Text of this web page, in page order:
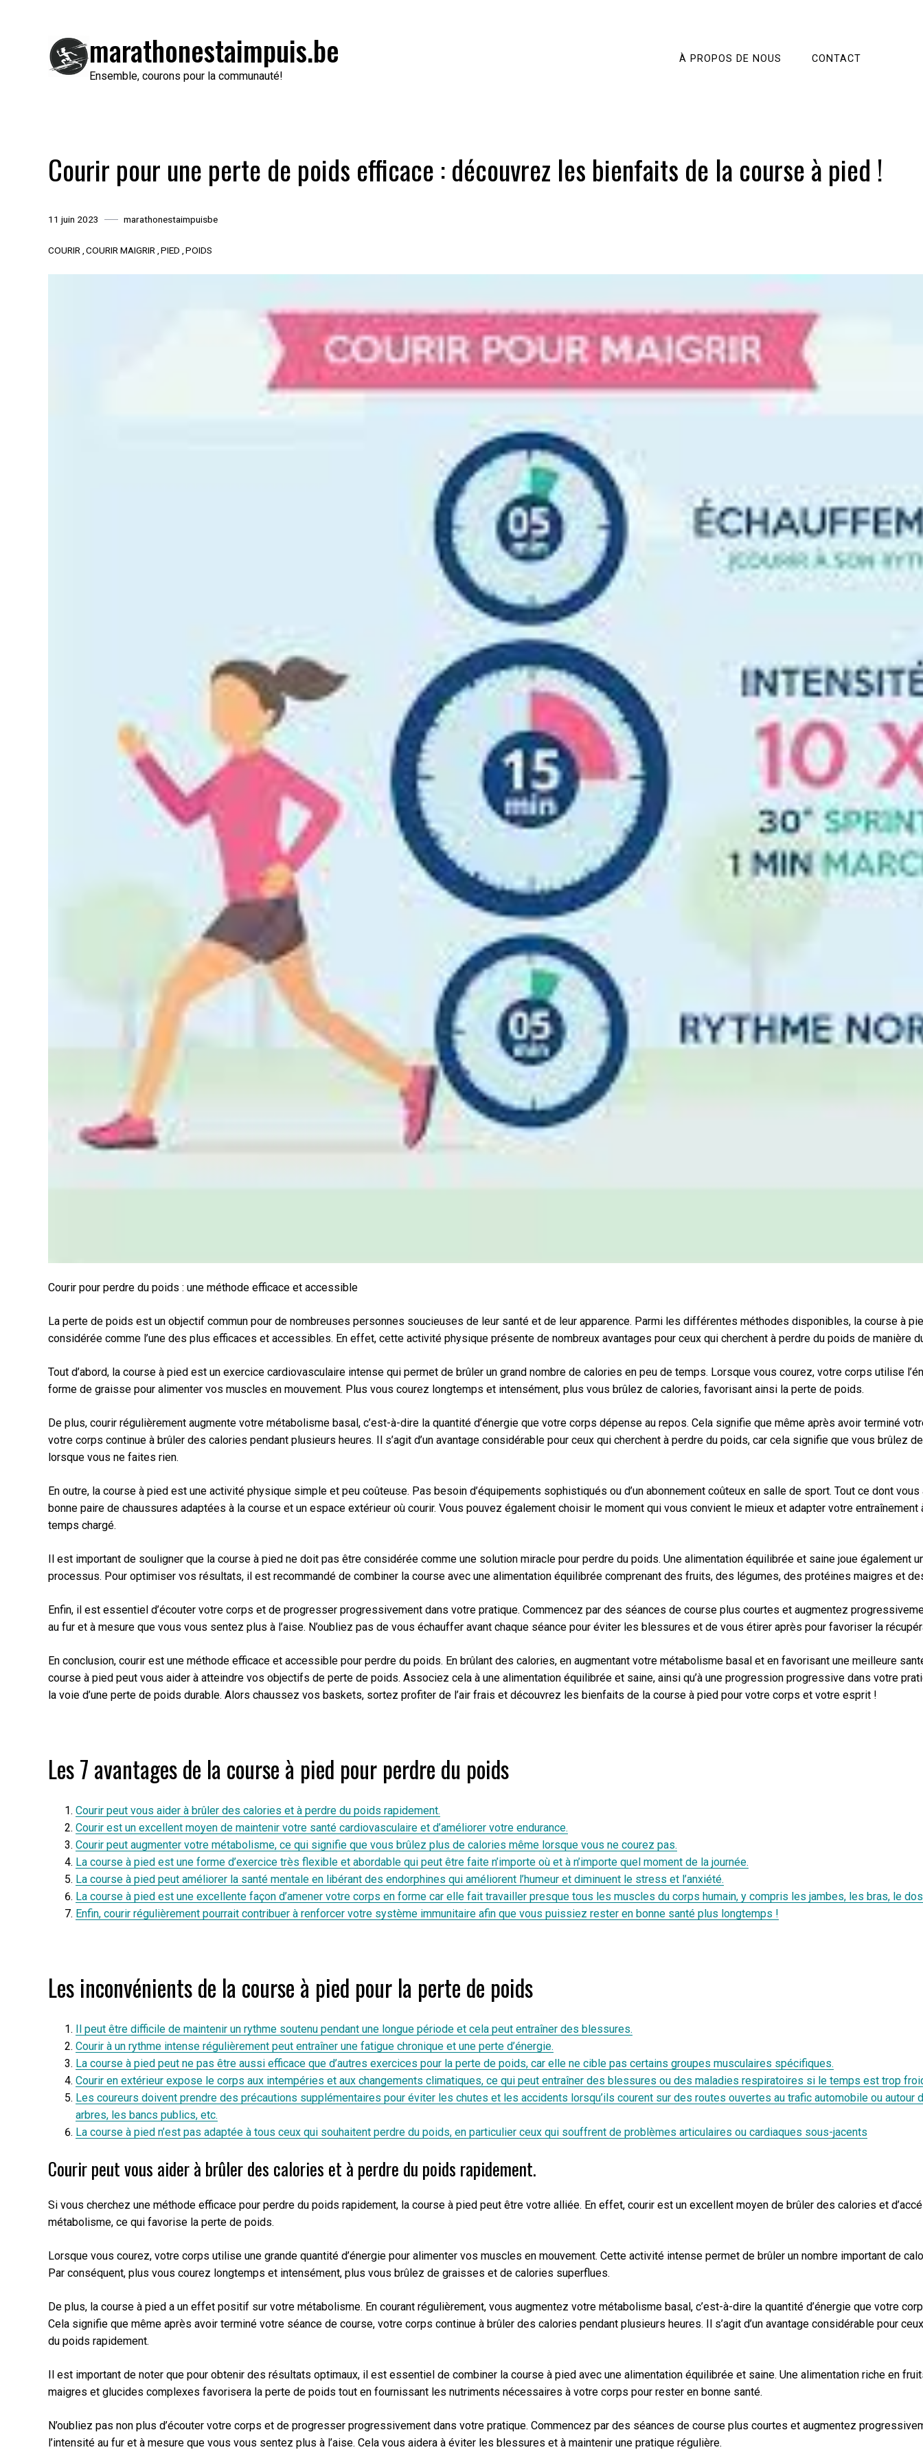
marathonestaimpuis.be
Ensemble, courons pour la communauté!
À PROPOS DE NOUS CONTACT
Courir pour une perte de poids efficace : découvrez les bienfaits de la course à pied !
11 juin 2023 marathonestaimpuisbe
COURIR COURIR MAIGRIR PIED POIDS
Courir pour perdre du poids : une méthode efficace et accessible
La perte de poids est un objectif commun pour de nombreuses personnes soucieuses de leur santé et de leur apparence. Parmi les différentes méthodes disponibles, la course à
considérée comme l’une des plus efficaces et accessibles. En effet, cette activité physique présente de nombreux avantages pour ceux qui cherchent à perdre du poids de manière
Tout d’abord, la course à pied est un exercice cardiovasculaire intense qui permet de brûler un grand nombre de calories en peu de temps. Lorsque vous courez, votre corps utilise
forme de graisse pour alimenter vos muscles en mouvement. Plus vous courez longtemps et intensément, plus vous brûlez de calories, favorisant ainsi la perte de poids.
De plus, courir régulièrement augmente votre métabolisme basal, c’est-à-dire la quantité d’énergie que votre corps dépense au repos. Cela signifie que même après avoir terminé
votre corps continue à brûler des calories pendant plusieurs heures. Il s’agit d’un avantage considérable pour ceux qui cherchent à perdre du poids, car cela signifie que vous brûlez
lorsque vous ne faites rien.
En outre, la course à pied est une activité physique simple et peu coûteuse. Pas besoin d’équipements sophistiqués ou d’un abonnement coûteux en salle de sport. Tout ce dont
bonne paire de chaussures adaptées à la course et un espace extérieur où courir. Vous pouvez également choisir le moment qui vous convient le mieux et adapter votre entraînement
temps chargé.
Il est important de souligner que la course à pied ne doit pas être considérée comme une solution miracle pour perdre du poids. Une alimentation équilibrée et saine joue également
processus. Pour optimiser vos résultats, il est recommandé de combiner la course avec une alimentation équilibrée comprenant des fruits, des légumes, des protéines maigres et
Enfin, il est essentiel d’écouter votre corps et de progresser progressivement dans votre pratique. Commencez par des séances de course plus courtes et augmentez
au fur et à mesure que vous vous sentez plus à l’aise. N’oubliez pas de vous échauffer avant chaque séance pour éviter les blessures et de vous étirer après pour favoriser la
En conclusion, courir est une méthode efficace et accessible pour perdre du poids. En brûlant des calories, en augmentant votre métabolisme basal et en favorisant une meilleure
course à pied peut vous aider à atteindre vos objectifs de perte de poids. Associez cela à une alimentation équilibrée et saine, ainsi qu’à une progression progressive dans votre
la voie d’une perte de poids durable. Alors chaussez vos baskets, sortez profiter de l’air frais et découvrez les bienfaits de la course à pied pour votre corps et votre esprit !
Les 7 avantages de la course à pied pour perdre du poids
Courir peut vous aider à brûler des calories et à perdre du poids rapidement.
Courir est un excellent moyen de maintenir votre santé cardiovasculaire et d’améliorer votre endurance.
Courir peut augmenter votre métabolisme, ce qui signifie que vous brûlez plus de calories même lorsque vous ne courez pas.
La course à pied est une forme d’exercice très flexible et abordable qui peut être faite n’importe où et à n’importe quel moment de la journée.
La course à pied peut améliorer la santé mentale en libérant des endorphines qui améliorent l’humeur et diminuent le stress et l’anxiété.
La course à pied est une excellente façon d’amener votre corps en forme car elle fait travailler presque tous les muscles du corps humain, y compris les jambes, les bras, le
Enfin, courir régulièrement pourrait contribuer à renforcer votre système immunitaire afin que vous puissiez rester en bonne santé plus longtemps !
Les inconvénients de la course à pied pour la perte de poids
Il peut être difficile de maintenir un rythme soutenu pendant une longue période et cela peut entraîner des blessures.
Courir à un rythme intense régulièrement peut entraîner une fatigue chronique et une perte d’énergie.
La course à pied peut ne pas être aussi efficace que d’autres exercices pour la perte de poids, car elle ne cible pas certains groupes musculaires spécifiques.
Courir en extérieur expose le corps aux intempéries et aux changements climatiques, ce qui peut entraîner des blessures ou des maladies respiratoires si le temps est trop
Les coureurs doivent prendre des précautions supplémentaires pour éviter les chutes et les accidents lorsqu’ils courent sur des routes ouvertes au trafic automobile ou autour
arbres, les bancs publics, etc.
La course à pied n’est pas adaptée à tous ceux qui souhaitent perdre du poids, en particulier ceux qui souffrent de problèmes articulaires ou cardiaques sous-jacents
Courir peut vous aider à brûler des calories et à perdre du poids rapidement.
Si vous cherchez une méthode efficace pour perdre du poids rapidement, la course à pied peut être votre alliée. En effet, courir est un excellent moyen de brûler des calories et
métabolisme, ce qui favorise la perte de poids.
Lorsque vous courez, votre corps utilise une grande quantité d’énergie pour alimenter vos muscles en mouvement. Cette activité intense permet de brûler un nombre important de
Par conséquent, plus vous courez longtemps et intensément, plus vous brûlez de graisses et de calories superflues.
De plus, la course à pied a un effet positif sur votre métabolisme. En courant régulièrement, vous augmentez votre métabolisme basal, c’est-à-dire la quantité d’énergie que votre
Cela signifie que même après avoir terminé votre séance de course, votre corps continue à brûler des calories pendant plusieurs heures. Il s’agit d’un avantage considérable pour
du poids rapidement.
Il est important de noter que pour obtenir des résultats optimaux, il est essentiel de combiner la course à pied avec une alimentation équilibrée et saine. Une alimentation riche en
maigres et glucides complexes favorisera la perte de poids tout en fournissant les nutriments nécessaires à votre corps pour rester en bonne santé.
N’oubliez pas non plus d’écouter votre corps et de progresser progressivement dans votre pratique. Commencez par des séances de course plus courtes et augmentez
l’intensité au fur et à mesure que vous vous sentez plus à l’aise. Cela vous aidera à éviter les blessures et à maintenir une pratique régulière.